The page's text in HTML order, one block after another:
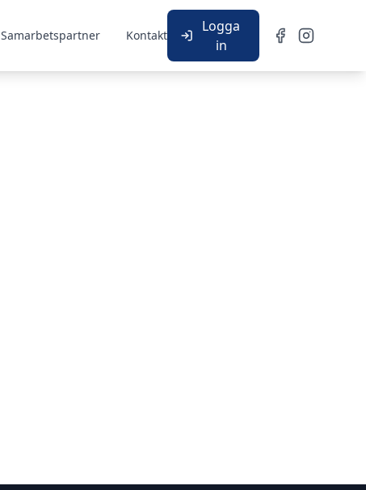
Samarbetspartner Kontakt
Logga
in